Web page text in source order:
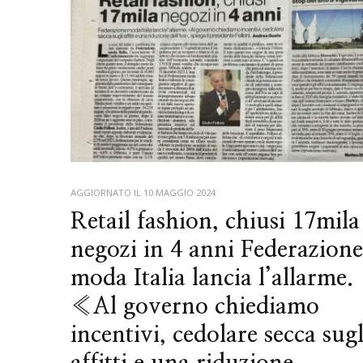
AGGIORNATO IL 10 MAGGIO 2024
Retail fashion, chiusi 17mila
negozi in 4 anni Federazione
moda Italia lancia l’allarme.
«Al governo chiediamo
incentivi, cedolare secca